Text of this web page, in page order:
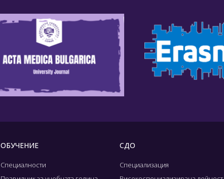
ОБУЧЕНИЕ
Специалности
СДО
Специализация